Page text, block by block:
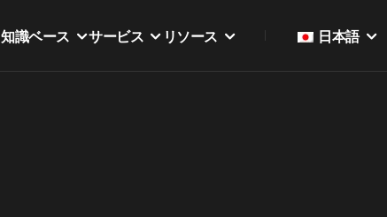
知識ベース サービス リソース 日本語